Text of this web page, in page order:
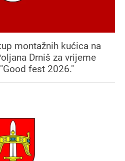
montažnih kućica na
Drniš za vrijeme
fest 2026."